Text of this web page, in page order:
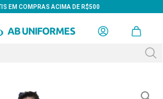
EM COMPRAS ACIMA DE R$500